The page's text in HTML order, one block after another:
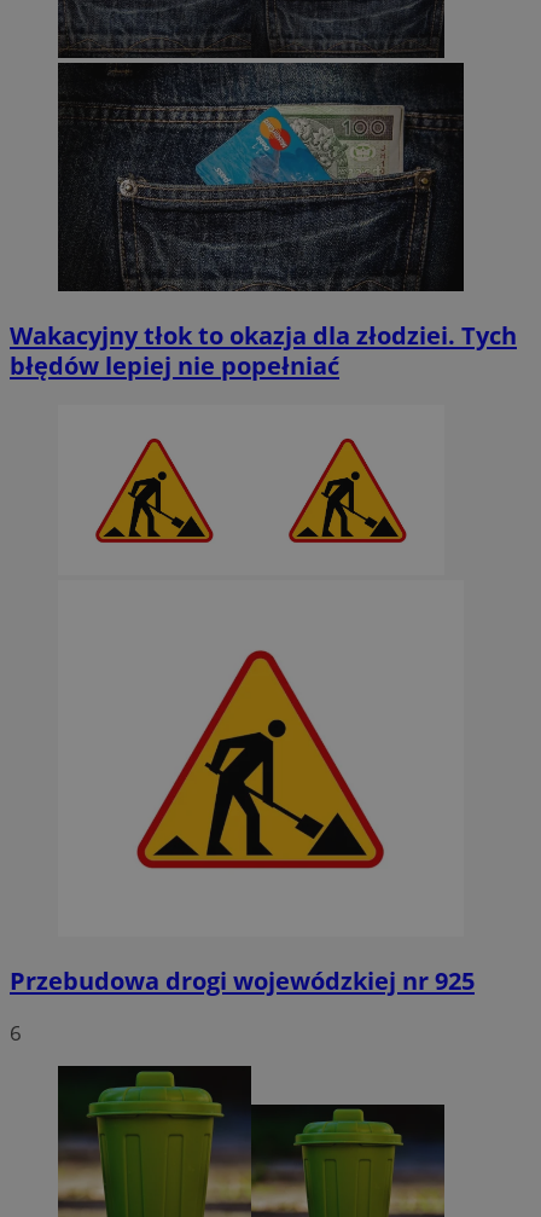
Wakacyjny tłok to okazja dla złodziei. Tych
błędów lepiej nie popełniać
Przebudowa drogi wojewódzkiej nr 925
6